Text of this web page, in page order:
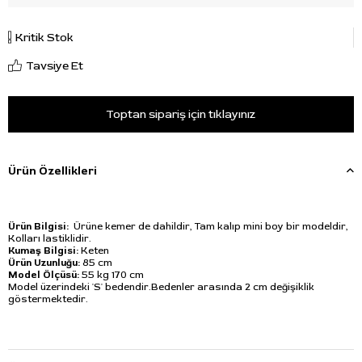
Kritik Stok
Tavsiye Et
Toptan sipariş için tıklayınız
Ürün Özellikleri
Ürün Bilgisi: Ürüne kemer de dahildir, Tam kalıp mini boy bir modeldir,
Kolları lastiklidir.
Kumaş Bilgisi: Keten
Ürün Uzunluğu: 85 cm
Model Ölçüsü: 55 kg 170 cm
Model üzerindeki 'S' bedendir.Bedenler arasında 2 cm değişiklik
göstermektedir.